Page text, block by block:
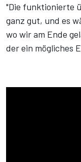
"Die funktionierte
ganz gut, und es
wo wir am Ende
der ein mögliches